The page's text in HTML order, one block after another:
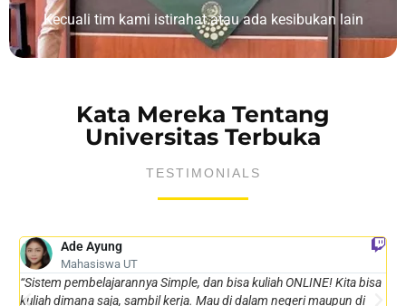
Kecuali tim kami istirahat atau ada kesibukan lain
Kata Mereka Tentang
Universitas Terbuka
TESTIMONIALS
Ade Ayung
Mahasiswa UT
“Sistem pembelajarannya Simple, dan bisa kuliah ONLINE! Kita bisa
kuliah dimana saja, sambil kerja. Mau di dalam negeri maupun di